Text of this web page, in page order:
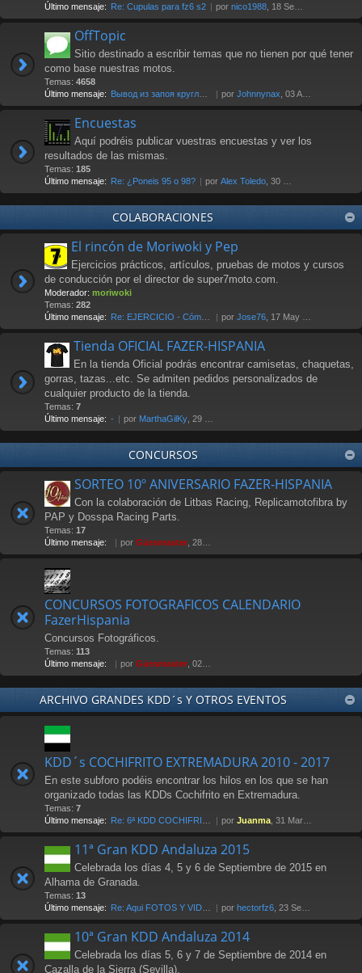
Último mensaje: Re: Cupulas para fz6 s2 por nico1988 , 18 Sep 2025 07:03
OffTopic
Sitio destinado a escribir temas que no tienen por qué tener
como base nuestras motos.
Temas: 4658
Último mensaje: Вывод из запоя круглосуточно … por Johnnynax , 03 Ago 2026 17:29
Encuestas
Aquí podréis publicar vuestras encuestas y ver los
resultados de las mismas.
Temas: 185
Último mensaje: Re: ¿Poneis 95 o 98? por Alex Toledo , 30 Oct 2021 23:23
COLABORACIONES
El rincón de Moriwoki y Pep
Ejercicios prácticos, artículos, pruebas de motos y cursos
de conducción por el director de super7moto.com.
Moderador: moriwoki
Temas: 282
Último mensaje: Re: EJERCICIO - Cómo frenar. … por Jose76 , 17 May 2018 00:17
Tienda OFICIAL FAZER-HISPANIA
En la tienda Oficial podrás encontrar camisetas, chaquetas,
gorras, tazas...etc. Se admiten pedidos personalizados de
cualquier producto de la tienda.
Temas: 7
Último mensaje: - por MarthaGilKy , 29 Jul 2026 12:38
CONCURSOS
SORTEO 10º ANIVERSARIO FAZER-HISPANIA
Con la colaboración de Litbas Racing, Replicamotofibra by
PAP y Dosspa Racing Parts.
Temas: 17
Último mensaje:
por Güesmaster , 28 Nov 2011 20:13
CONCURSOS FOTOGRAFICOS CALENDARIO
FazerHispania
Concursos Fotográficos.
Temas: 113
Último mensaje:
por Güesmaster , 02 May 2012 21:07
ARCHIVO GRANDES KDD´s Y OTROS EVENTOS
KDD´s COCHIFRITO EXTREMADURA 2010 - 2017
En este subforo podéis encontrar los hilos en los que se han
organizado todas las KDDs Cochifrito en Extremadura.
Temas: 7
Último mensaje: Re: 6ª KDD COCHIFRITO 1-abri… por Juanma , 31 Mar 2017 00:14
11ª Gran KDD Andaluza 2015
Celebrada los días 4, 5 y 6 de Septiembre de 2015 en
Alhama de Granada.
Temas: 13
Último mensaje: Re: Aqui FOTOS Y VIDEOS por hectorfz6 , 23 Sep 2015 12:48
10ª Gran KDD Andaluza 2014
Celebrada los días 5, 6 y 7 de Septiembre de 2014 en
Cazalla de la Sierra (Sevilla).